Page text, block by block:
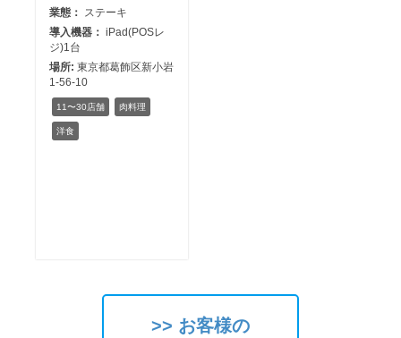
業態：
ステーキ
導入機器： iPad(POSレ
ジ)1台
場所: 東京都葛飾区新小岩
1-56-10
11〜30店舗 肉料理
洋食
>> お客様の